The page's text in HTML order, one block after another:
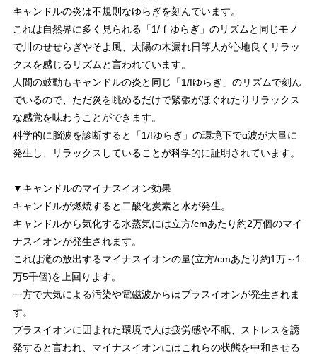
キャンドルの炎は不規則なゆらぎを刻んでいます。
これは自然界に多く見られる「1/ｆゆらぎ」のリズムと同じモノ
で川のせせらぎやそよ風、太陽の木漏れ日等人が心地良くリラッ
クスを感じるリズムと言われています。
人間の鼓動もキャンドルの炎と同じ「1/fゆらぎ」のリズムで刻ん
でいるので、ただ炎を眺めるだけで緊張がほぐれたりリラックス
な感覚を味わうことができます。
科学的に脳波を診断すると「1/fゆらぎ」の環境下でα波が大量に
発生し、リラックスしていることが科学的に証明されています。
▼キャンドルのマイナスイオン効果
キャンドルが燃焼すると二酸化炭素と水が発生。
キャンドルから気化する水蒸気には立方/cmあたり約2万個のマイ
ナスイオンが発生されます。
これは滝の放出するマイナスイオンの量(立方/cmあたり約1万～1
万5千個)を上回ります。
一方で大気による汚染や電磁波からはプラスイオンが発生されま
す。
プラスイオンに囲まれた環境で人は疲労感や不眠、ストレスを誘
発すると言われ、マイナスイオンにはこれらの状態を中和させる